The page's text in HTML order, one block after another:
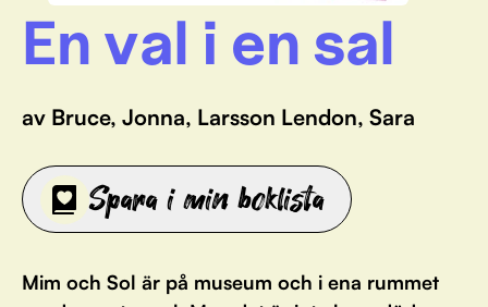
En val i en sal
av Bruce, Jonna, Larsson Lendon, Sara
Spara i min boklista
Mim och Sol är på museum och i ena rummet